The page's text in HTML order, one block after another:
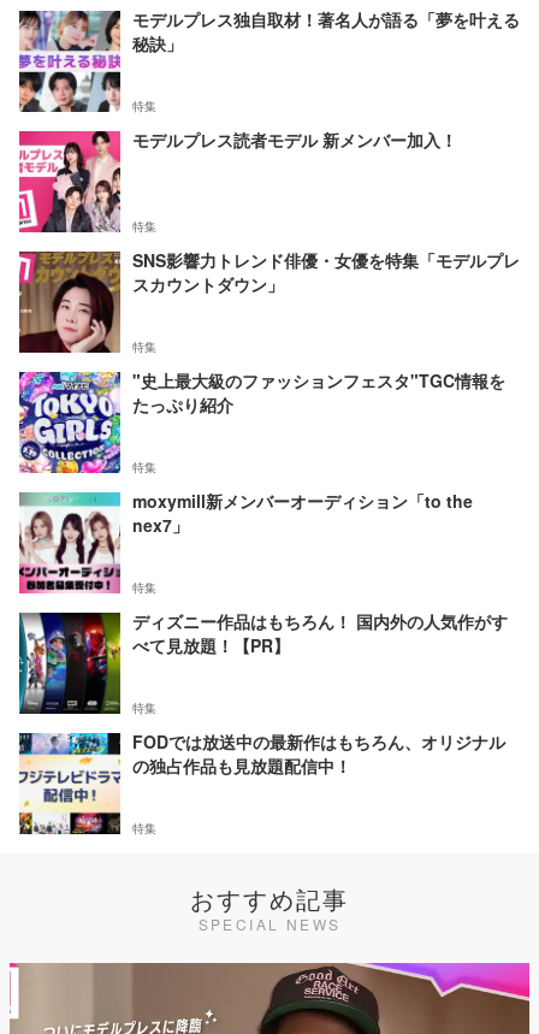
モデルプレス独自取材！著名人が語る「夢を叶える
秘訣」
特集
モデルプレス読者モデル 新メンバー加入！
特集
SNS影響力トレンド俳優・女優を特集「モデルプレ
スカウントダウン」
特集
"史上最大級のファッションフェスタ"TGC情報を
たっぷり紹介
特集
moxymill新メンバーオーディション「to the
nex7」
特集
ディズニー作品はもちろん！ 国内外の人気作がす
べて見放題！【PR】
特集
FODでは放送中の最新作はもちろん、オリジナル
の独占作品も見放題配信中！
特集
おすすめ記事
SPECIAL NEWS